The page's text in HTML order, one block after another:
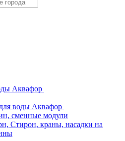
Аквафор
воды Аквафор
сменные модули
Стирон, краны, насадки на